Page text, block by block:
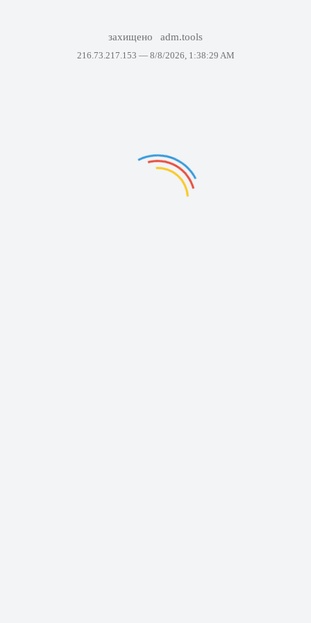
захищено adm.tools
216.73.217.153 — 8/8/2026, 1:38:29 AM